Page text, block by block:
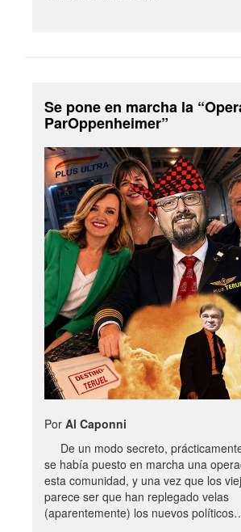
Se pone en marcha la
ParOppenheimer”
Por Al Caponni
De un modo secreto,
se había puesto en marcha una
esta comunidad, y una vez que los
parece ser que han replegado velas
(aparentemente) los nuevos